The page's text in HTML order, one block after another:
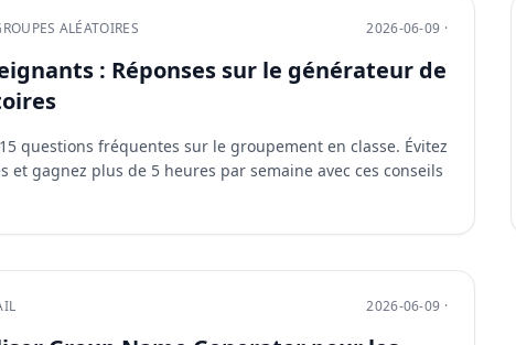
ALÉATOIRES 2026-06-09 ·
: Réponses sur le générateur de
questions fréquentes sur le groupement en classe. Évitez
et gagnez plus de 5 heures par semaine avec ces conseils
2026-06-09 ·